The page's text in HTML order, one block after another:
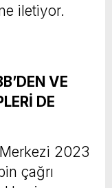
iletiyor.
VE
DE
2023
çağrı